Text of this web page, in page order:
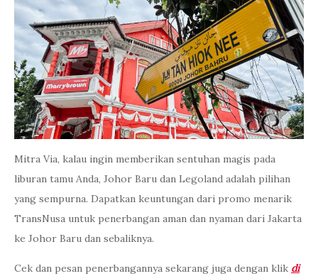
Mitra Via, kalau ingin memberikan sentuhan magis pada
liburan tamu Anda, Johor Baru dan Legoland adalah pilihan
yang sempurna. Dapatkan keuntungan dari promo menarik
TransNusa untuk penerbangan aman dan nyaman dari Jakarta
ke Johor Baru dan sebaliknya.
Cek dan pesan penerbangannya sekarang juga dengan klik di